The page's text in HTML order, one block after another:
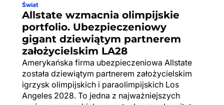
Świat
Allstate wzmacnia olimpijskie
portfolio. Ubezpieczeniowy
gigant dziewiątym partnerem
założycielskim LA28
Amerykańska firma ubezpieczeniowa Allstate
została dziewiątym partnerem założycielskim
igrzysk olimpijskich i paraolimpijskich Los
Angeles 2028. To jedna z najważniejszych